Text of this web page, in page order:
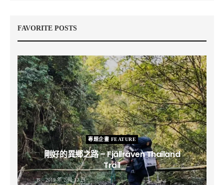
FAVORITE POSTS
專題企畫 FEATURE
剛好的異鄉之路 – Fjällräven Thailand
Trail
B 2019 年 2 月 12 日